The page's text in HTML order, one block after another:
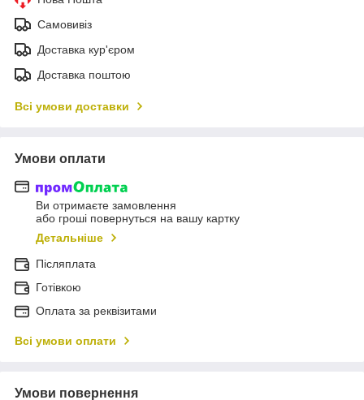
Самовивіз
Доставка кур'єром
Доставка поштою
Всі умови доставки
Умови оплати
Ви отримаєте замовлення
або гроші повернуться на вашу картку
Детальніше
Післяплата
Готівкою
Оплата за реквізитами
Всі умови оплати
Умови повернення